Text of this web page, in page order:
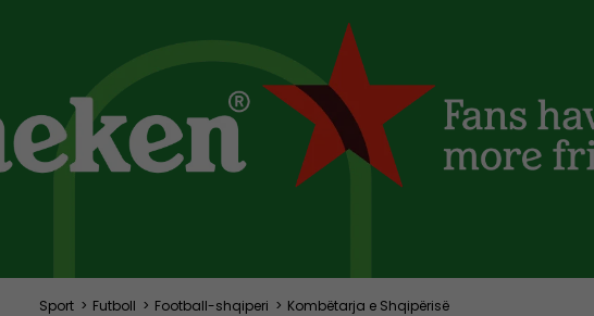
Sport > Futboll > Football-shqiperi > Kombëtarja e Shqipërisë